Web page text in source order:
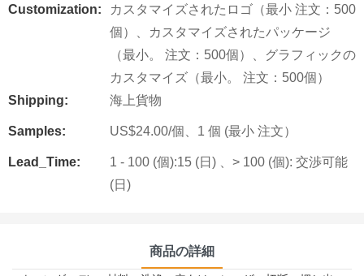
Customization:
カスタマイズされたロゴ（最小 注文：500
個）、カスタマイズされたパッケージ
（最小。 注文：500個）、グラフィックの
カスタマイズ（最小。 注文：500個）
Shipping:
海上貨物
Samples: US$24.00/個、1 個 (最小 注文）
Lead_Time:
1 - 100 (個):15 (日) 、> 100 (個): 交渉可能
(日)
商品の詳細